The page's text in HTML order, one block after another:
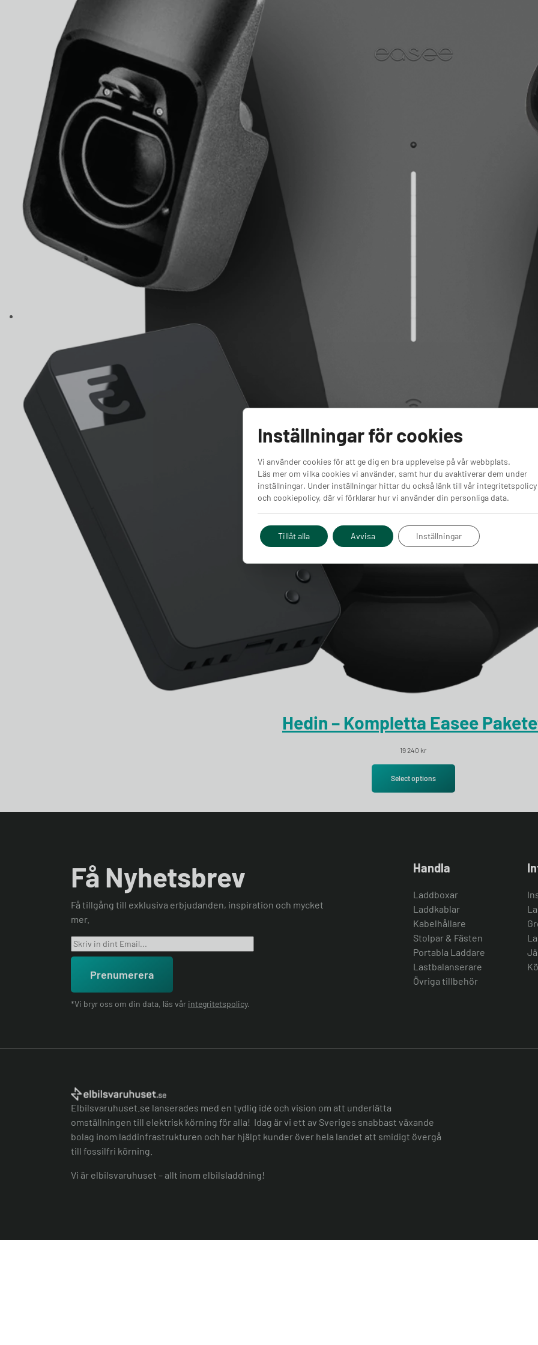
Hedin – Kompletta Easee
19 240 kr
Select options
Få Nyhetsbrev
Få tillgång till exklusiva erbjudanden, inspiration och mycket
mer.
Prenumerera
*Vi bryr oss om din data, läs vår integritetspolicy.
Handla
Laddboxar
Laddkablar
Kabelhållare
Stolpar & Fästen
Portabla Laddare
Lastbalanserare
Övriga tillbehör
Elbilsvaruhuset.se lanserades med en tydlig idé och vision om att underlätta
omställningen till elektrisk körning för alla! Idag är vi ett av Sveriges snabbast växande
bolag inom laddinfrastrukturen och har hjälpt kunder över hela landet att smidigt övergå
till fossilfri körning.
Vi är elbilsvaruhuset – allt inom elbilsladdning!
Inställningar för cookies
Vi använder cookies för att ge dig en bra upplevelse på vår webbplats.
Läs mer om vilka cookies vi använder, samt hur du avaktiverar dem under
inställningar. Under inställningar hittar du också länk till vår integritetspolicy
och cookiepolicy, där vi förklarar hur vi använder din personliga data.
Tillåt alla Avvisa Inställningar